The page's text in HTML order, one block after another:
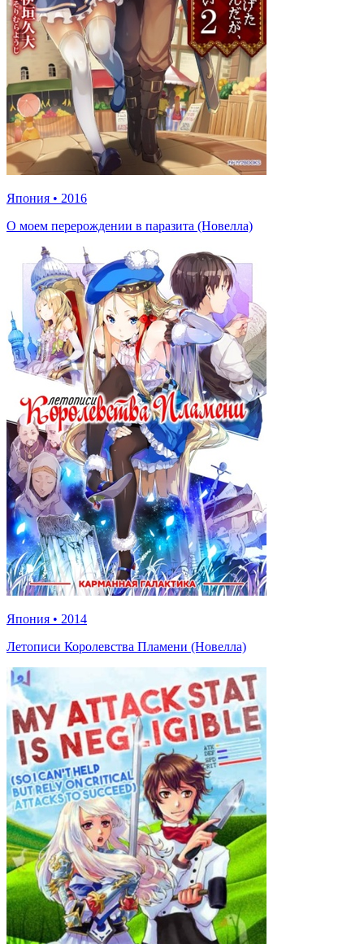
Япония • 2016
О моем перерождении в паразита (Новелла)
Япония • 2014
Летописи Королевства Пламени (Новелла)